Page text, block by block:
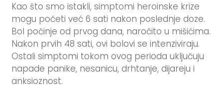
Kao što smo istakli, simptomi heroinske krize
mogu početi već 6 sati nakon poslednje doze.
Bol počinje od prvog dana, naročito u mišićima.
Nakon prvih 48 sati, ovi bolovi se intenziviraju.
Ostali simptomi tokom ovog perioda uključuju
napade panike, nesanicu, drhtanje, dijareju i
anksioznost.